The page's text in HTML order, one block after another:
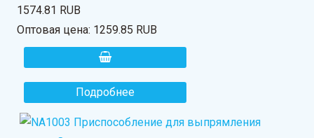
1574.81 RUB
Оптовая цена: 1259.85 RUB
Подробнее